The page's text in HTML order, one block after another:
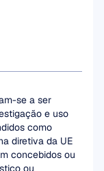
se a ser
e uso
como
diretiva da UE
concebidos ou
ou